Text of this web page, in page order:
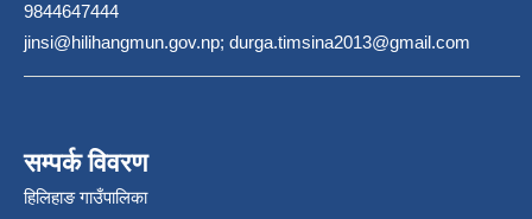
9844647444
jinsi@hilihangmun.gov.np; durga.timsina2013@gmail.com
सम्पर्क विवरण
हिलिहाङ गाउँपालिका